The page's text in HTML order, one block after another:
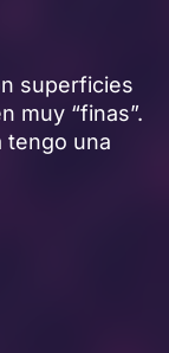
superficies
muy “finas”.
tengo una